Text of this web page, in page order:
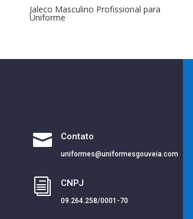
Jaleco Masculino Profissional para
Uniforme
 Contato
uniformes@uniformesgouveia.com
i CNPJ
09.264.258/0001-70